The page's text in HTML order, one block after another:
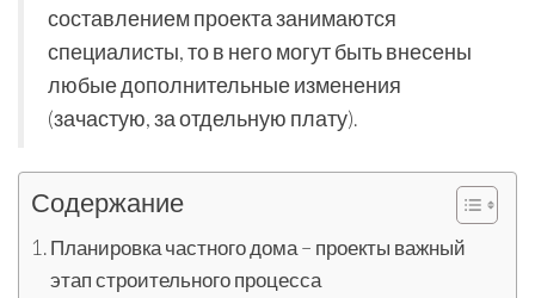
составлением проекта занимаются
специалисты, то в него могут быть внесены
любые дополнительные изменения
(зачастую, за отдельную плату).
Содержание
Планировка частного дома – проекты важный
этап строительного процесса